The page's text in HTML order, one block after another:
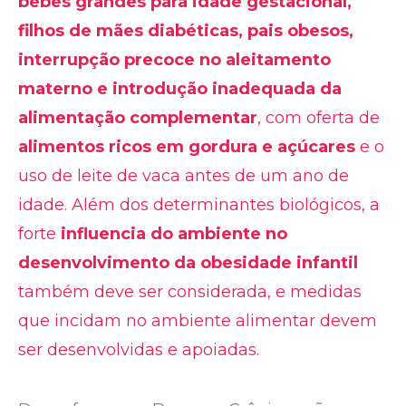
filhos de mães diabéticas, pais obesos,
interrupção precoce no aleitamento
materno e introdução inadequada da
alimentação complementar, com oferta de
alimentos ricos em gordura e açúcares e o
uso de leite de vaca antes de um ano de
idade. Além dos determinantes biológicos, a
forte influencia do ambiente no
desenvolvimento da obesidade infantil
também deve ser considerada, e medidas
que incidam no ambiente alimentar devem
ser desenvolvidas e apoiadas.